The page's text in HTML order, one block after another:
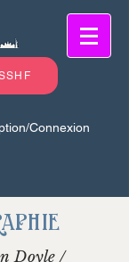
Connexion
Doyle /